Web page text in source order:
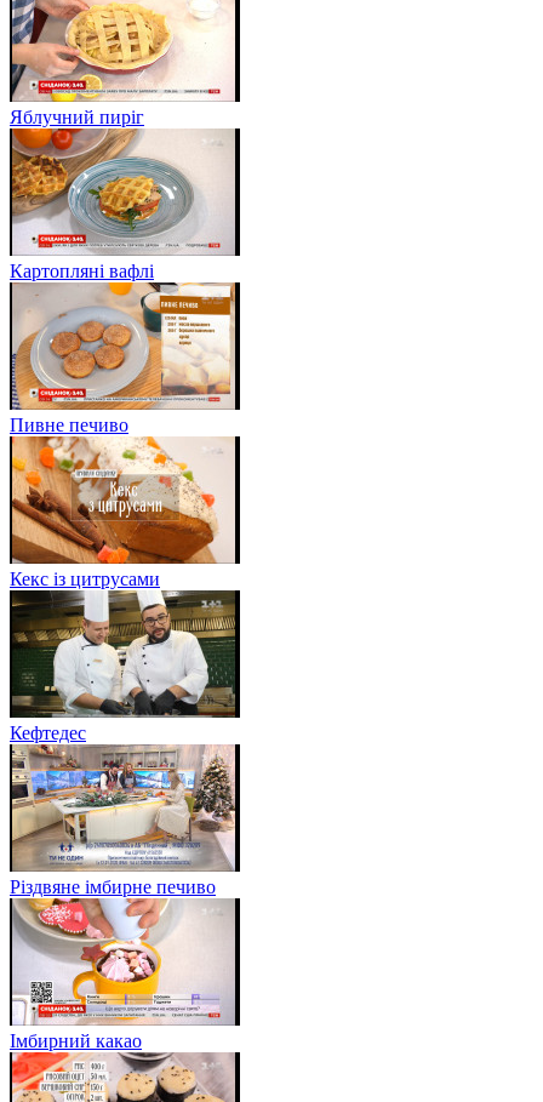
Яблучний пиріг
Картопляні вафлі
Пивне печиво
Кекс із цитрусами
Кефтедес
Різдвяне імбирне печиво
Імбирний какао